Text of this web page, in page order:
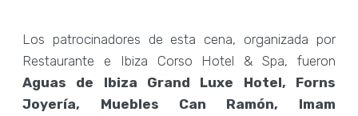
Los patrocinadores de esta cena, organizada por
Restaurante e Ibiza Corso Hotel & Spa, fueron
Aguas de Ibiza Grand Luxe Hotel, Forns
Joyería, Muebles Can Ramón, Imam